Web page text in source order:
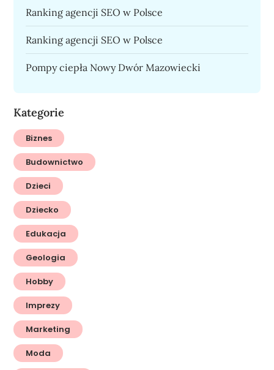
Ranking agencji SEO w Polsce
Ranking agencji SEO w Polsce
Pompy ciepła Nowy Dwór Mazowiecki
Kategorie
Biznes
Budownictwo
Dzieci
Dziecko
Edukacja
Geologia
Hobby
Imprezy
Marketing
Moda